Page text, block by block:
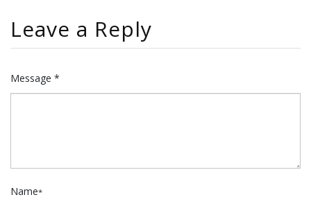
Leave a Reply
Message *
Name*